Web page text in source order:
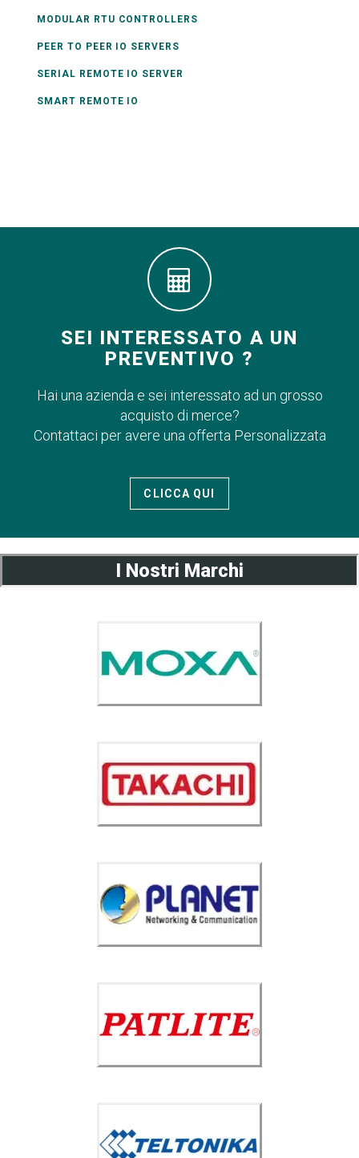
MODULAR RTU CONTROLLERS
PEER TO PEER IO SERVERS
SERIAL REMOTE IO SERVER
SMART REMOTE IO
SEI INTERESSATO A UN
PREVENTIVO ?
Hai una azienda e sei interessato ad un grosso
acquisto di merce?
Contattaci per avere una offerta Personalizzata
CLICCA QUI
I Nostri Marchi